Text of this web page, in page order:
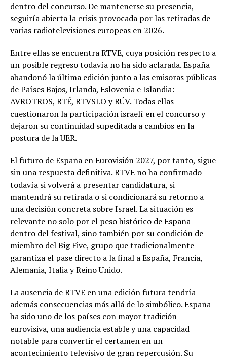
dentro del concurso. De mantenerse su presencia,
seguiría abierta la crisis provocada por las retiradas de
varias radiotelevisiones europeas en 2026.
Entre ellas se encuentra RTVE, cuya posición respecto a
un posible regreso todavía no ha sido aclarada. España
abandonó la última edición junto a las emisoras públicas
de Países Bajos, Irlanda, Eslovenia e Islandia:
AVROTROS, RTÉ, RTVSLO y RÚV. Todas ellas
cuestionaron la participación israelí en el concurso y
dejaron su continuidad supeditada a cambios en la
postura de la UER.
El futuro de España en Eurovisión 2027, por tanto, sigue
sin una respuesta definitiva. RTVE no ha confirmado
todavía si volverá a presentar candidatura, si
mantendrá su retirada o si condicionará su retorno a
una decisión concreta sobre Israel. La situación es
relevante no solo por el peso histórico de España
dentro del festival, sino también por su condición de
miembro del Big Five, grupo que tradicionalmente
garantiza el pase directo a la final a España, Francia,
Alemania, Italia y Reino Unido.
La ausencia de RTVE en una edición futura tendría
además consecuencias más allá de lo simbólico. España
ha sido uno de los países con mayor tradición
eurovisiva, una audiencia estable y una capacidad
notable para convertir el certamen en un
acontecimiento televisivo de gran repercusión. Su